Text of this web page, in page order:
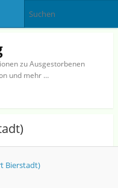
zu Ausgestorbenen
und mehr …